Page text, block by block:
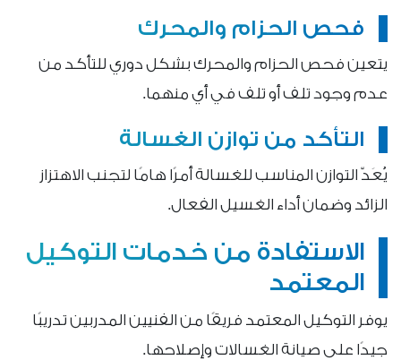
فحص الحزام والمحرك
يتعين فحص الحزام والمحرك بشكل دوري للتأكد من
عدم وجود تلف أو تلف في أي منهما.
التأكد من توازن الغسالة
يُعَدّ التوازن المناسب للغسالة أمرًا هامًا لتجنب الاهتزاز
الزائد وضمان أداء الغسيل الفعال.
الاستفادة من خدمات التوكيل
المعتمد
يوفر التوكيل المعتمد فريقًا من الفنيين المدربين تدريبًا
جيدًا على صيانة الغسالات وإصلاحها.